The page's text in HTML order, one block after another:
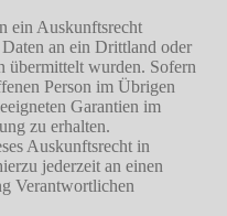
ein Auskunftsrecht
an ein Drittland oder
übermittelt wurden. Sofern
Person im Übrigen
Garantien im
zu erhalten.
Auskunftsrecht in
jederzeit an einen
Verantwortlichen